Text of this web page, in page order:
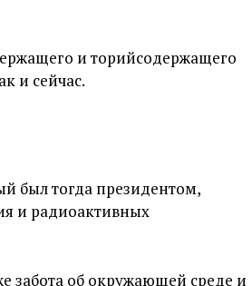
и торийсодержащего
и сейчас.
был тогда президентом,
и радиоактивных
забота об окружающей среде и